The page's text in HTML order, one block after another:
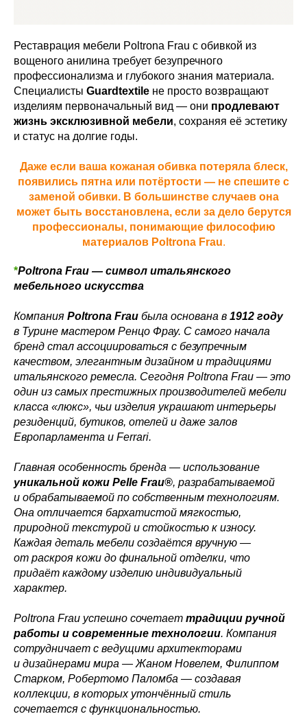
Реставрация мебели Poltrona Frau с обивкой из
вощеного анилина требует безупречного
профессионализма и глубокого знания материала.
Специалисты Guardtextile не просто возвращают
изделиям первоначальный вид — они продлевают
жизнь эксклюзивной мебели, сохраняя её эстетику
и статус на долгие годы.
Даже если ваша кожаная обивка потеряла блеск,
появились пятна или потёртости — не спешите с
заменой обивки. В большинстве случаев она
может быть восстановлена, если за дело берутся
профессионалы, понимающие философию
материалов Poltrona Frau.
*Poltrona Frau — символ итальянского
мебельного искусства
Компания Poltrona Frau была основана в 1912 году
в Турине мастером Ренцо Фрау. С самого начала
бренд стал ассоциироваться с безупречным
качеством, элегантным дизайном и традициями
итальянского ремесла. Сегодня Poltrona Frau — это
один из самых престижных производителей мебели
класса «люкс», чьи изделия украшают интерьеры
резиденций, бутиков, отелей и даже залов
Европарламента и Ferrari.
Главная особенность бренда — использование
уникальной кожи Pelle Frau®, разрабатываемой
и обрабатываемой по собственным технологиям.
Она отличается бархатистой мягкостью,
природной текстурой и стойкостью к износу.
Каждая деталь мебели создаётся вручную —
от раскроя кожи до финальной отделки, что
придаёт каждому изделию индивидуальный
характер.
Poltrona Frau успешно сочетает традиции ручной
работы и современные технологии. Компания
сотрудничает с ведущими архитекторами
и дизайнерами мира — Жаном Новелем, Филиппом
Старком, Робертомо Паломба — создавая
коллекции, в которых утончённый стиль
сочетается с функциональностью.